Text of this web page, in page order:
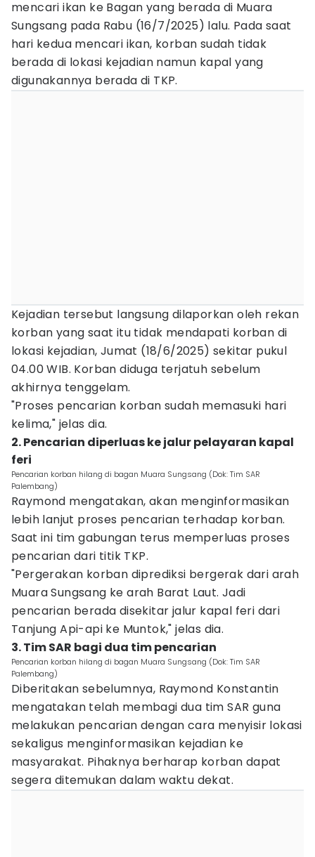
mencari ikan ke Bagan yang berada di Muara
Sungsang pada Rabu (16/7/2025) lalu. Pada saat
hari kedua mencari ikan, korban sudah tidak
berada di lokasi kejadian namun kapal yang
digunakannya berada di TKP.
Kejadian tersebut langsung dilaporkan oleh rekan
korban yang saat itu tidak mendapati korban di
lokasi kejadian, Jumat (18/6/2025) sekitar pukul
04.00 WIB. Korban diduga terjatuh sebelum
akhirnya tenggelam.
"Proses pencarian korban sudah memasuki hari
kelima," jelas dia.
2. Pencarian diperluas ke jalur pelayaran kapal
feri
Pencarian korban hilang di bagan Muara Sungsang (Dok: Tim SAR
Palembang)
Raymond mengatakan, akan menginformasikan
lebih lanjut proses pencarian terhadap korban.
Saat ini tim gabungan terus memperluas proses
pencarian dari titik TKP.
"Pergerakan korban diprediksi bergerak dari arah
Muara Sungsang ke arah Barat Laut. Jadi
pencarian berada disekitar jalur kapal feri dari
Tanjung Api-api ke Muntok," jelas dia.
3. Tim SAR bagi dua tim pencarian
Pencarian korban hilang di bagan Muara Sungsang (Dok: Tim SAR
Palembang)
Diberitakan sebelumnya, Raymond Konstantin
mengatakan telah membagi dua tim SAR guna
melakukan pencarian dengan cara menyisir lokasi
sekaligus menginformasikan kejadian ke
masyarakat. Pihaknya berharap korban dapat
segera ditemukan dalam waktu dekat.